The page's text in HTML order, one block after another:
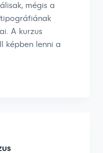
mégis a
A kurzus
képben lenni a